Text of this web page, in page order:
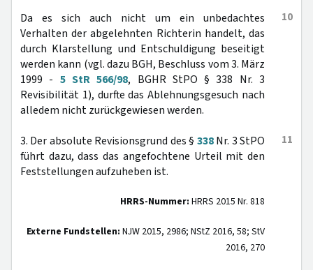
10
Da es sich auch nicht um ein unbedachtes
Verhalten der abgelehnten Richterin handelt, das
durch Klarstellung und Entschuldigung beseitigt
werden kann (vgl. dazu BGH, Beschluss vom 3. März
1999 - 5 StR 566/98, BGHR StPO § 338 Nr. 3
Revisibilität 1), durfte das Ablehnungsgesuch nach
alledem nicht zurückgewiesen werden.
11
3. Der absolute Revisionsgrund des § 338Nr. 3 StPO
führt dazu, dass das angefochtene Urteil mit den
Feststellungen aufzuheben ist.
HRRS-Nummer: HRRS 2015 Nr. 818
Externe Fundstellen: NJW 2015, 2986; NStZ 2016, 58; StV
2016, 270